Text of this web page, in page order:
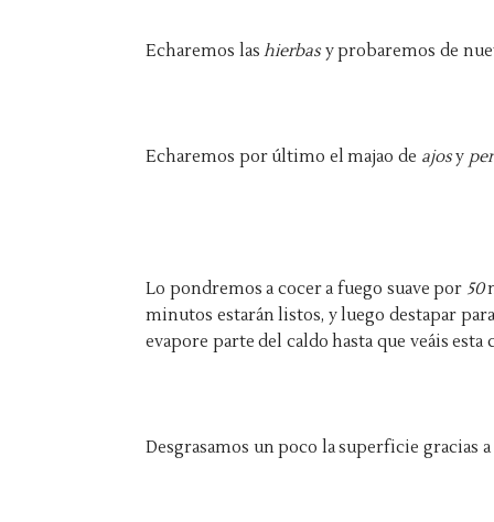
Echaremos lashierbasy probaremos de
Echaremos por último el majao de ajosy
Lo pondremos a cocer a fuego suave por 50
minutos estarán listos, y luego destapar
evapore parte del caldo hasta que veáis esta
Desgrasamos un poco la superficie gracias